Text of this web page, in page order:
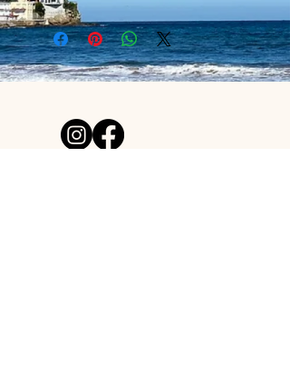
Papel duro estucado - Brillo 300
gr